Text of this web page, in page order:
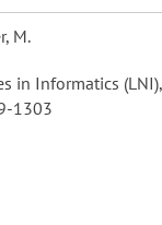
M.
in Informatics (LNI),
1303